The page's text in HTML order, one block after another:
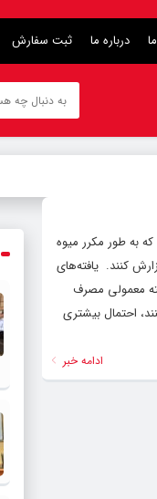
درباره ما ثبت سفارش
به‌ طور مکرر میوه
کنند. ‌ یافته‌های
معمولی مصرف
احتمال بیشتری
ادامه خبر